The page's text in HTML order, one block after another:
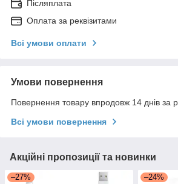
Післяплата
Оплата за реквізитами
Всі умови оплати
Умови повернення
Повернення товару впродовж 14 днів за
Всі умови повернення
Акційні пропозиції та новинки
–27% –24%